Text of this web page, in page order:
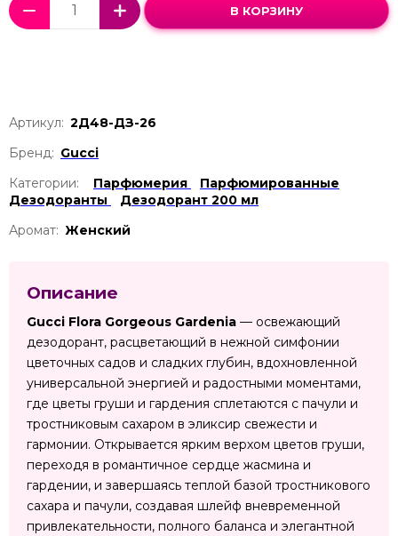
В КОРЗИНУ
Артикул: 2Д48-ДЗ-26
Бренд: Gucci
Категории:
Парфюмерия
Парфюмированные
Дезодоранты
Дезодорант 200 мл
Аромат: Женский
Описание
Gucci Flora Gorgeous Gardenia — освежающий
дезодорант, расцветающий в нежной симфонии
цветочных садов и сладких глубин, вдохновленной
универсальной энергией и радостными моментами,
где цветы груши и гардения сплетаются с пачули и
тростниковым сахаром в эликсир свежести и
гармонии. Открывается ярким верхом цветов груши,
переходя в романтичное сердце жасмина и
гардении, и завершаясь теплой базой тростникового
сахара и пачули, создавая шлейф вневременной
привлекательности, полного баланса и элегантной